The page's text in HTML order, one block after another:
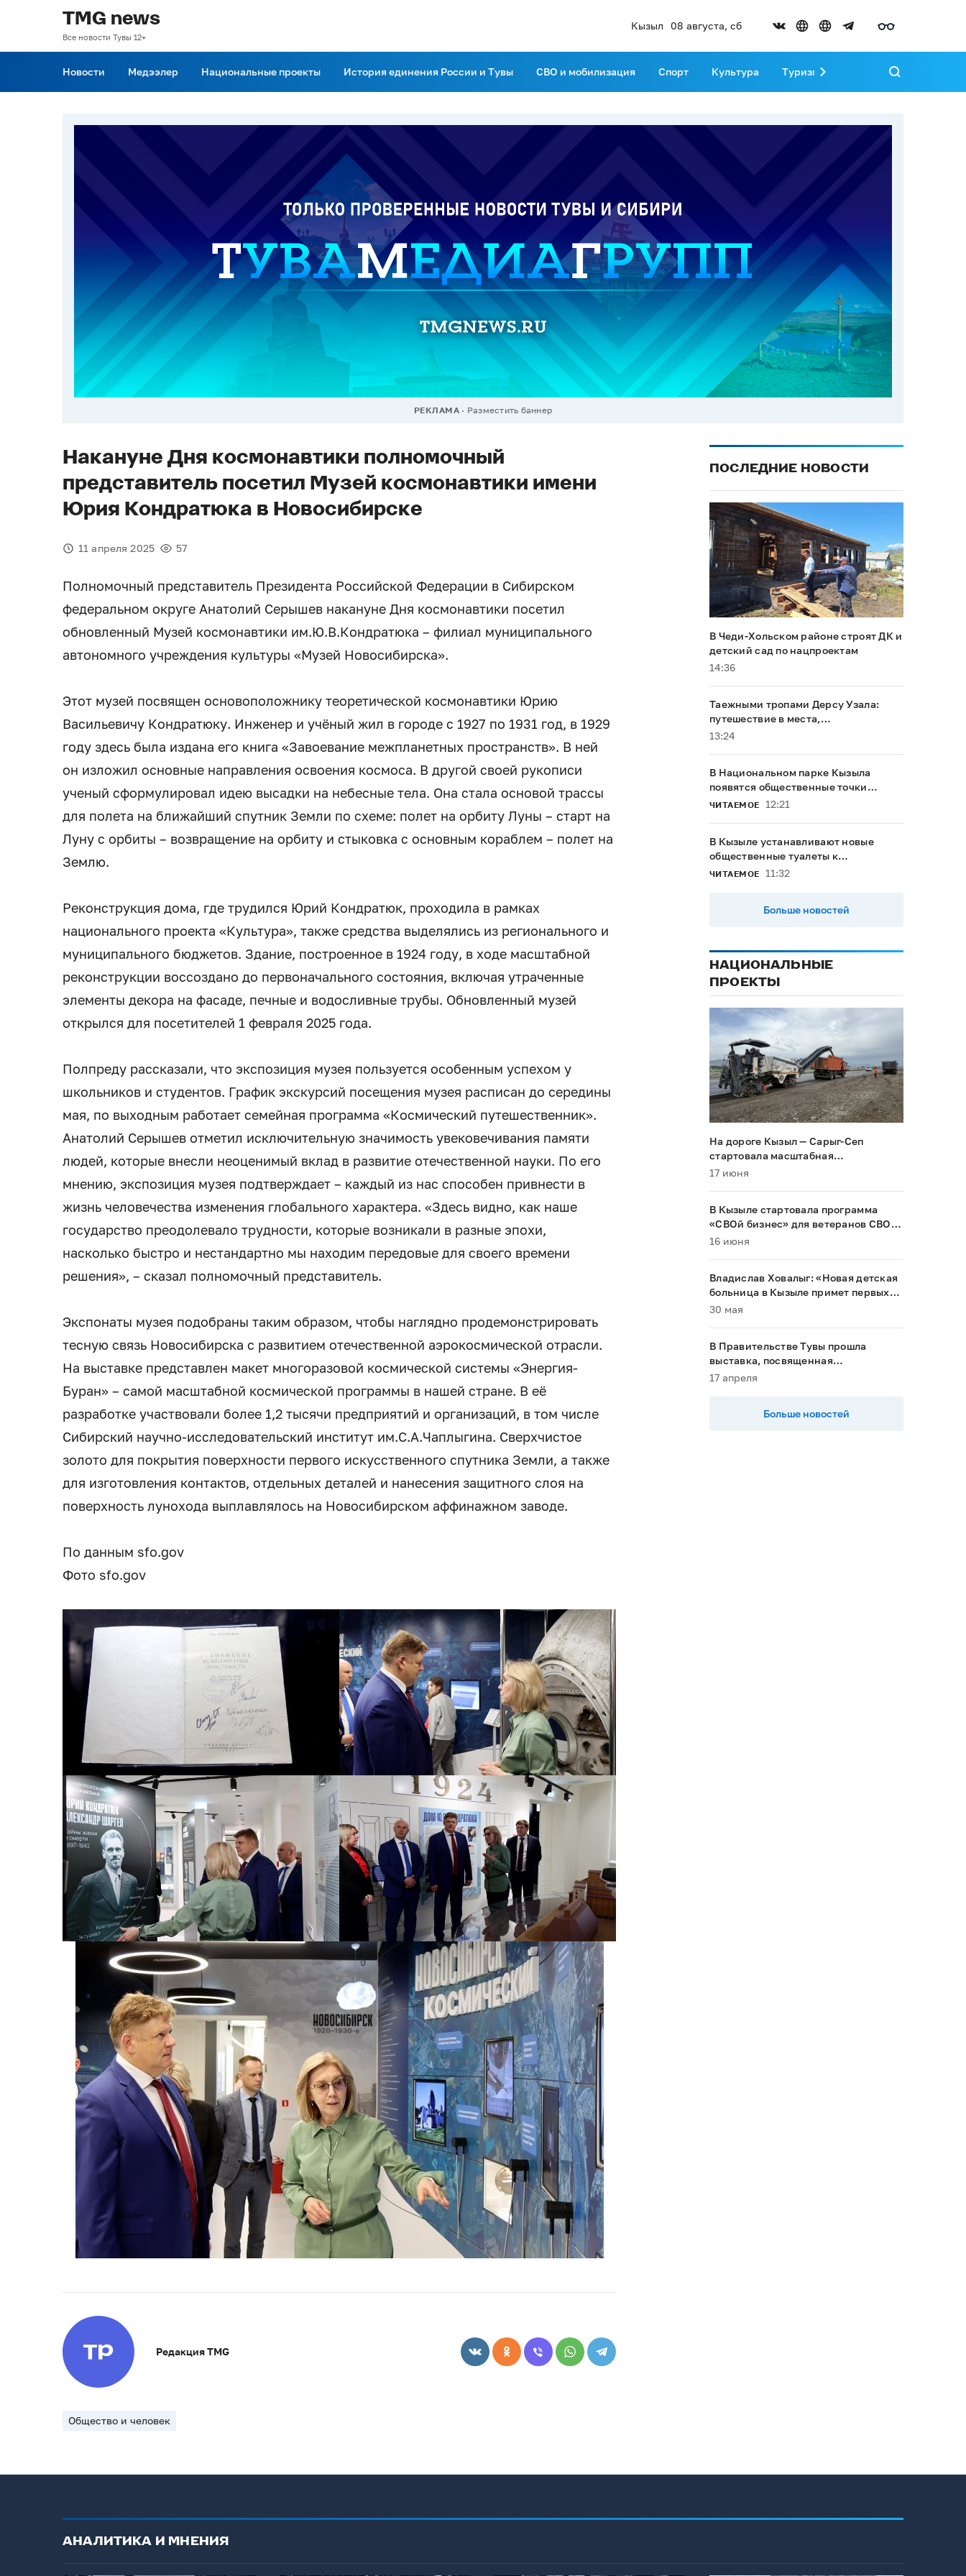
TMG news
Все новости Тувы 12+
Кызыл 08 августа, сб
Новости Медээлер Национальные проекты История единения России и Тувы СВО и мобилизация Спорт Культура Туризм Развитие Тувы
РЕКЛАМА Разместить баннер
Накануне Дня космонавтики полномочный
представитель посетил Музей космонавтики имени
Юрия Кондратюка в Новосибирске
11 апреля 2025 57
Полномочный представитель Президента Российской Федерации в Сибирском
федеральном округе Анатолий Серышев накануне Дня космонавтики посетил
обновленный Музей космонавтики им.Ю.В.Кондратюка – филиал муниципального
автономного учреждения культуры «Музей Новосибирска».
Этот музей посвящен основоположнику теоретической космонавтики Юрию
Васильевичу Кондратюку. Инженер и учёный жил в городе с 1927 по 1931 год, в 1929
году здесь была издана его книга «Завоевание межпланетных пространств». В ней
он изложил основные направления освоения космоса. В другой своей рукописи
ученый сформулировал идею высадки на небесные тела. Она стала основой трассы
для полета на ближайший спутник Земли по схеме: полет на орбиту Луны – старт на
Луну с орбиты – возвращение на орбиту и стыковка с основным кораблем – полет на
Землю.
Реконструкция дома, где трудился Юрий Кондратюк, проходила в рамках
национального проекта «Культура», также средства выделялись из регионального и
муниципального бюджетов. Здание, построенное в 1924 году, в ходе масштабной
реконструкции воссоздано до первоначального состояния, включая утраченные
элементы декора на фасаде, печные и водосливные трубы. Обновленный музей
открылся для посетителей 1 февраля 2025 года.
Полпреду рассказали, что экспозиция музея пользуется особенным успехом у
школьников и студентов. График экскурсий посещения музея расписан до середины
мая, по выходным работает семейная программа «Космический путешественник».
Анатолий Серышев отметил исключительную значимость увековечивания памяти
людей, которые внесли неоценимый вклад в развитие отечественной науки. По его
мнению, экспозиция музея подтверждает – каждый из нас способен привнести в
жизнь человечества изменения глобального характера. «Здесь видно, как наше
государство преодолевало трудности, которые возникали в разные эпохи,
насколько быстро и нестандартно мы находим передовые для своего времени
решения», – сказал полномочный представитель.
Экспонаты музея подобраны таким образом, чтобы наглядно продемонстрировать
тесную связь Новосибирска с развитием отечественной аэрокосмической отрасли.
На выставке представлен макет многоразовой космической системы «Энергия-
Буран» – самой масштабной космической программы в нашей стране. В её
разработке участвовали более 1,2 тысячи предприятий и организаций, в том числе
Сибирский научно-исследовательский институт им.С.А.Чаплыгина. Сверхчистое
золото для покрытия поверхности первого искусственного спутника Земли, а также
для изготовления контактов, отдельных деталей и нанесения защитного слоя на
поверхность лунохода выплавлялось на Новосибирском аффинажном заводе.
По данным sfo.gov
Фото sfo.gov
Редакция TMG
Общество и человек
ПОСЛЕДНИЕ НОВОСТИ
В Чеди-Хольском районе строят ДК и
детский сад по нацпроектам
14:36
Таежными тропами Дерсу Узала:
путешествие в места,
напоминающие о герое Максима
13:24
В Национальном парке Кызыла
появятся общественные точки
доступа к интернету
ЧИТАЕМОЕ 12:21
В Кызыле устанавливают новые
общественные туалеты к
буддийскому форуму
ЧИТАЕМОЕ 11:32
Больше новостей
НАЦИОНАЛЬНЫЕ
ПРОЕКТЫ
На дороге Кызыл — Сарыг-Сеп
стартовала масштабная
реконструкция
17 июня
В Кызыле стартовала программа
«СВОй бизнес» для ветеранов СВО и
их семей
16 июня
Владислав Ховалыг: «Новая детская
больница в Кызыле примет первых
пациентов в 2028 году»
30 мая
В Правительстве Тувы прошла
выставка, посвященная
национальным проектам
17 апреля
Больше новостей
АНАЛИТИКА И МНЕНИЯ